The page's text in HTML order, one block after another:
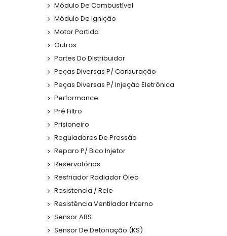
Módulo De Combustível
Módulo De Ignição
Motor Partida
Outros
Partes Do Distribuidor
Peças Diversas P/ Carburação
Peças Diversas P/ Injeção Eletrônica
Performance
Pré Filtro
Prisioneiro
Reguladores De Pressão
Reparo P/ Bico Injetor
Reservatórios
Resfriador Radiador Óleo
Resistencia / Rele
Resistência Ventilador Interno
Sensor ABS
Sensor De Detonação (KS)